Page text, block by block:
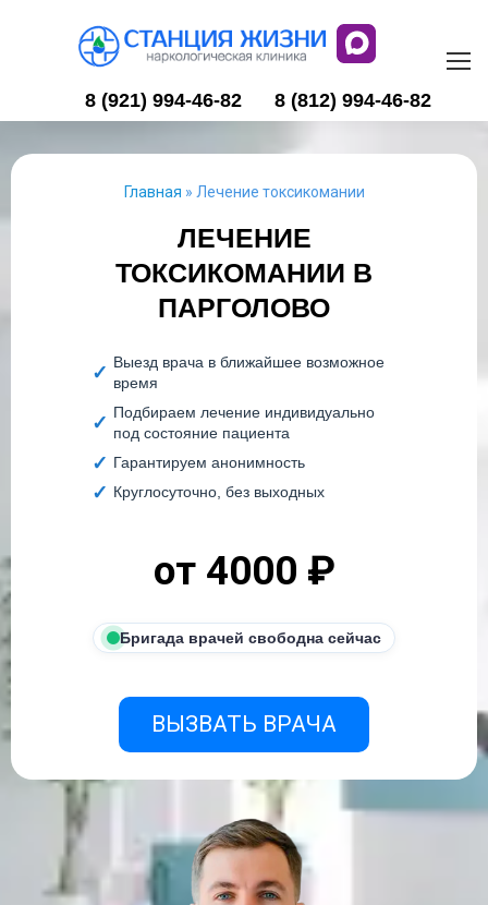
8 (921) 994-46-82 8 (812) 994-46-82
Главная » Лечение токсикомании
ЛЕЧЕНИЕ
ТОКСИКОМАНИИ В
ПАРГОЛОВО
Выезд врача в ближайшее возможное
время
Подбираем лечение индивидуально
под состояние пациента
Гарантируем анонимность
Круглосуточно, без выходных
от 4000 ₽
Бригада врачей свободна сейчас
ВЫЗВАТЬ ВРАЧА